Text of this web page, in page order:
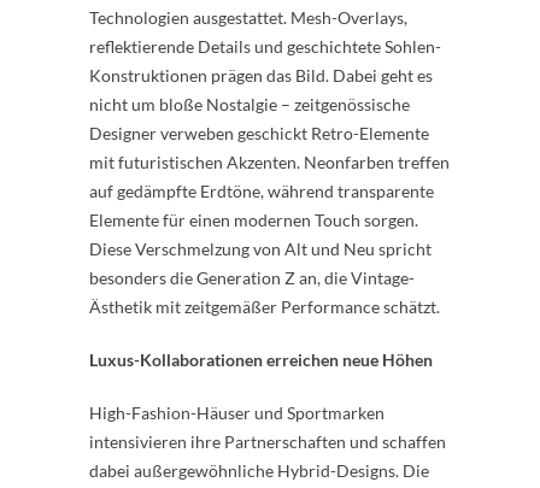
Technologien ausgestattet. Mesh-Overlays,
reflektierende Details und geschichtete Sohlen-
Konstruktionen prägen das Bild. Dabei geht es
nicht um bloße Nostalgie – zeitgenössische
Designer verweben geschickt Retro-Elemente
mit futuristischen Akzenten. Neonfarben treffen
auf gedämpfte Erdtöne, während transparente
Elemente für einen modernen Touch sorgen.
Diese Verschmelzung von Alt und Neu spricht
besonders die Generation Z an, die Vintage-
Ästhetik mit zeitgemäßer Performance schätzt.
Luxus-Kollaborationen erreichen neue Höhen
High-Fashion-Häuser und Sportmarken
intensivieren ihre Partnerschaften und schaffen
dabei außergewöhnliche Hybrid-Designs. Die